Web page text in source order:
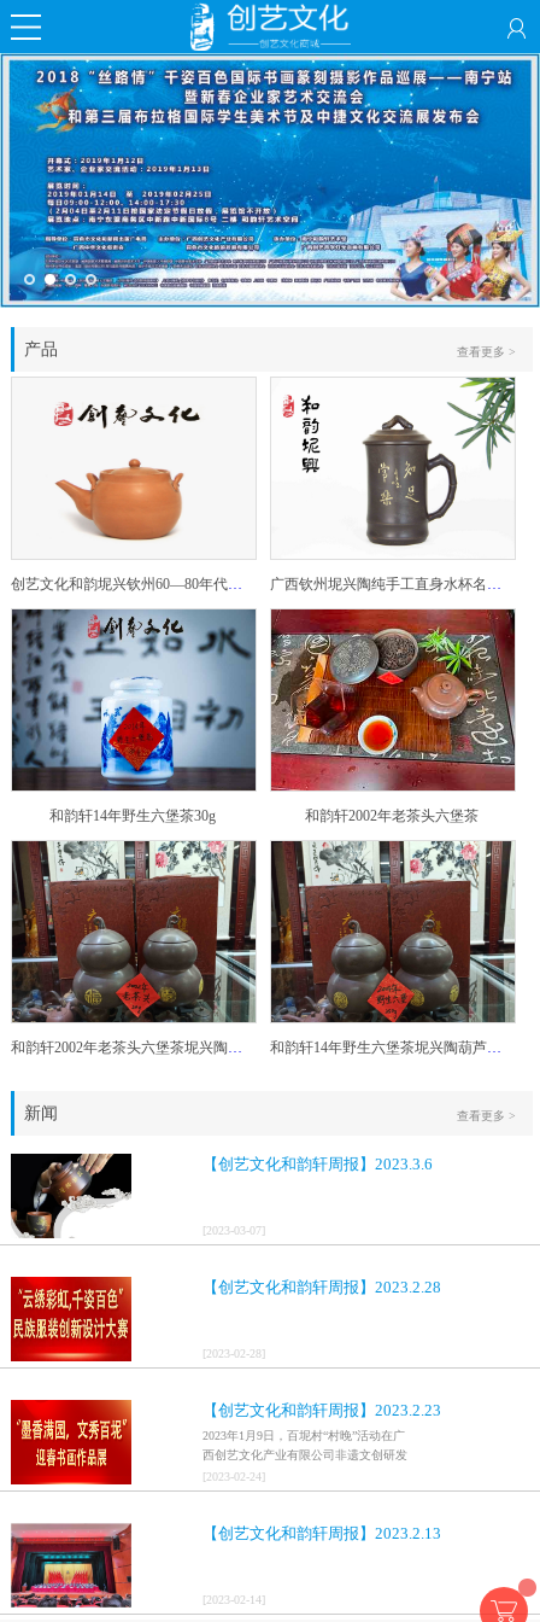
产品 查看更多 >
创艺文化和韵坭兴钦州60—80年代坭兴陶老壶——玉奎壶 广西钦州坭兴陶纯手工直身水杯名家陶瓷大师紫砂建水紫陶
和韵轩14年野生六堡茶30g 和韵轩2002年老茶头六堡茶
和韵轩2002年老茶头六堡茶坭兴陶葫芦茶罐 和韵轩14年野生六堡茶坭兴陶葫芦茶罐
新闻
【创艺文化和韵轩周报】2023.3.6
[2023-03-07]
【创艺文化和韵轩周报】2023.2.28
[2023-02-28]
【创艺文化和韵轩周报】2023.2.23
2023年1月9日，百坭村“村晚”活动在广
西创艺文化产业有限公司非遗文创研发
基地、百色市乐业县百坭壮族织布技艺
传承创意基地正式开启，活动紧扣“启航
村特色设计舞美，突出乡村文艺新体
[2023-02-24]
【创艺文化和韵轩周报】2023.2.13
[2023-02-14]
查看更多 >